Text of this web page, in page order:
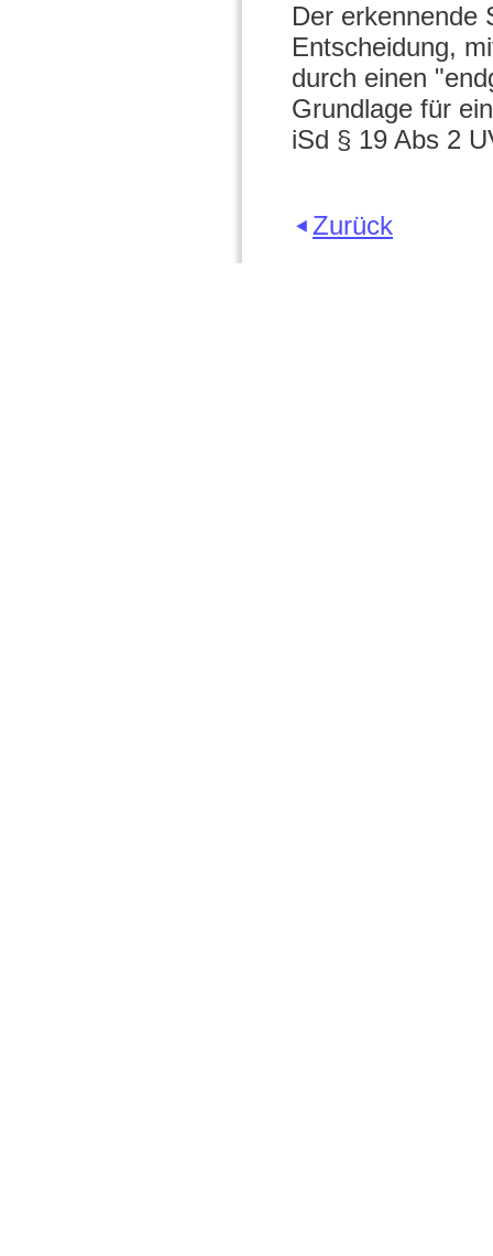
Der erkennende
Entscheidung,
durch einen
Grundlage für
iSd § 19 Abs 2
Zurück